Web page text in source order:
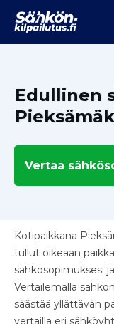
Edullinen
Vertaa
Kotipaikkana
tullut oikeaan
sähkösopimuksesi
Vertailemalla
säästää yllättävän
vertailla eri